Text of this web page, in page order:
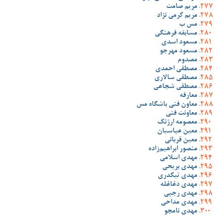
مریم صامت
مریم کرمی نژاد
مس ب
مسابقه فرهنگی
مسعود اسدی
مسعود مهرجو
مصدوم
مصطفی احمدی
مصطفی سالاری
مصطفی شجاعی
معارفه
معاون فنی باشگاه مس
معاونت فنی
معصومه ارژنگ
معین عباسیان
معین قربانی
منصور ابراهیم‌زاده
مهدی اسلامی
مهدی بریحی
مهدی تیکدری
مهدی دغاغله
مهدی رجبی
مهدی مداحی
مهدی نامجو